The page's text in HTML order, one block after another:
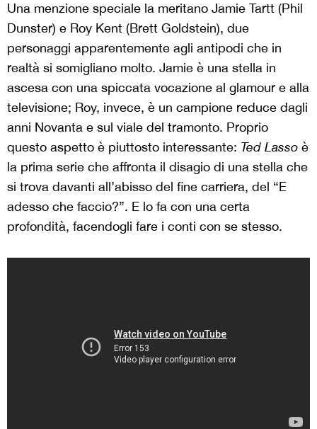
Una menzione speciale la meritano Jamie Tartt (Phil
Dunster) e Roy Kent (Brett Goldstein), due
personaggi apparentemente agli antipodi che in
realtà si somigliano molto. Jamie è una stella in
ascesa con una spiccata vocazione al glamour e alla
televisione; Roy, invece, è un campione reduce dagli
anni Novanta e sul viale del tramonto. Proprio
questo aspetto è piuttosto interessante: Ted Lasso è
la prima serie che affronta il disagio di una stella che
si trova davanti all’abisso del fine carriera, del “E
adesso che faccio?”. E lo fa con una certa
profondità, facendogli fare i conti con se stesso.